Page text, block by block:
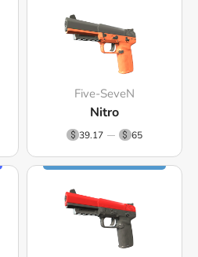
Five-SeveN
Nitro
39.17 65